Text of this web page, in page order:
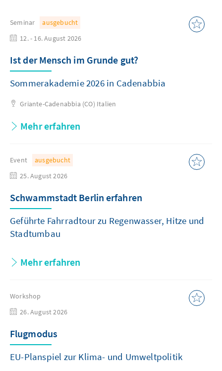
Seminar
ausgebucht
12. - 16. August 2026
Ist der Mensch im Grunde gut?
Sommerakademie 2026 in Cadenabbia
Griante-Cadenabbia (CO) Italien
Mehr erfahren
Event
ausgebucht
25. August 2026
Schwammstadt Berlin erfahren
Geführte Fahrradtour zu Regenwasser, Hitze und
Stadtumbau
Mehr erfahren
Workshop
26. August 2026
Flugmodus
EU-Planspiel zur Klima- und Umweltpolitik